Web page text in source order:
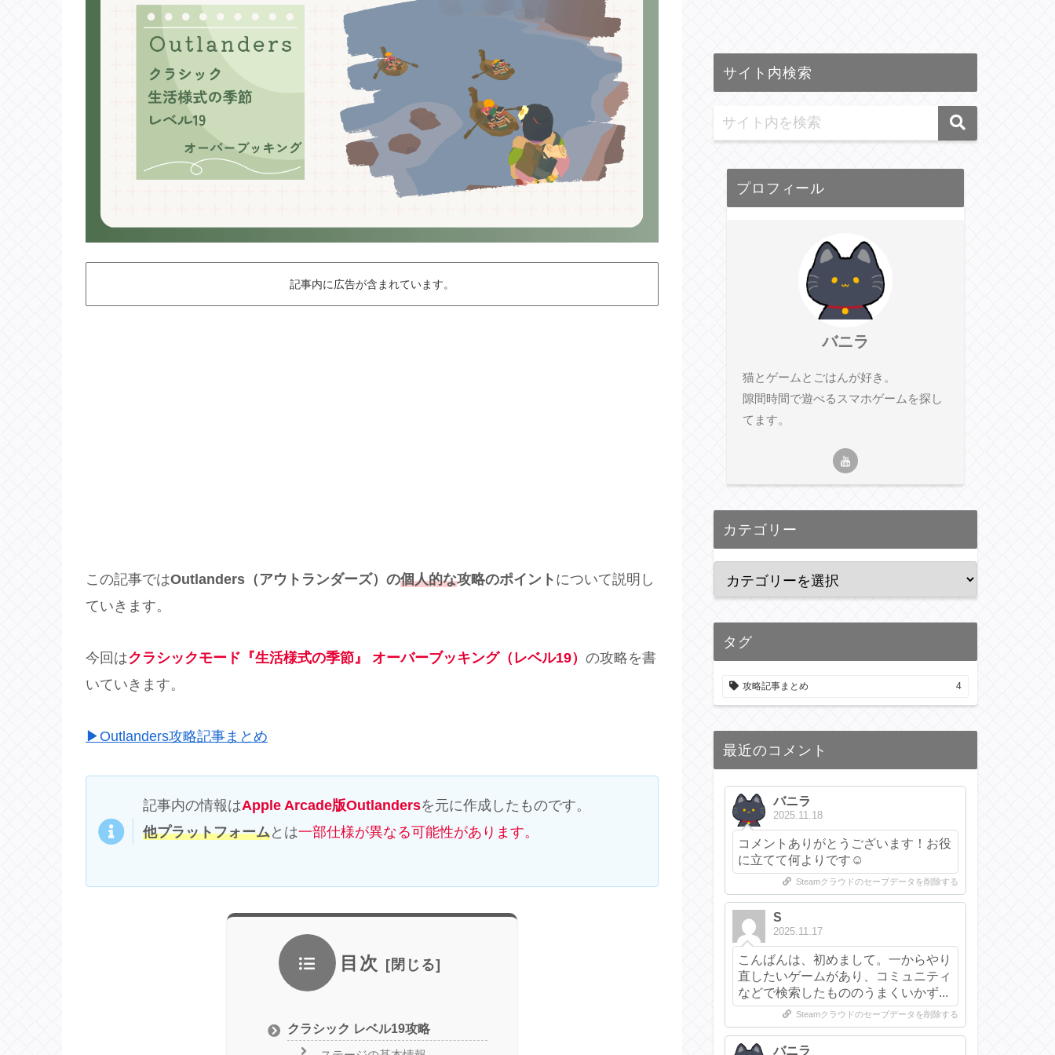
記事内に広告が含まれています。
この記事ではOutlanders（アウトランダーズ）の個人的な攻略のポイント について説明し
ていきます。
今回はクラシックモード『生活様式の季節』 オーバーブッキング（レベル19） の攻略を書
いていきます。
▶Outlanders攻略記事まとめ
記事内の情報はApple Arcade版Outlandersを元に作成したものです。
他プラットフォームとは一部仕様が異なる可能性があります。
目次
クラシック レベル19攻略
サイト内検索
プロフィール
バニラ
猫とゲームとごはんが好き。
隙間時間で遊べるスマホゲームを探し
てます。
カテゴリー
タグ
攻略記事まとめ 4
最近のコメント
バニラ
2025.11.18
コメントありがとうございます！お役
に立てて何よりです☺️
Steamクラウドのセーブデータを削除する
S
2025.11.17
こんばんは、初めまして。一からやり
直したいゲームがあり、コミュニティ
などで検索したもののうまくいかず...
Steamクラウドのセーブデータを削除する
バニラ